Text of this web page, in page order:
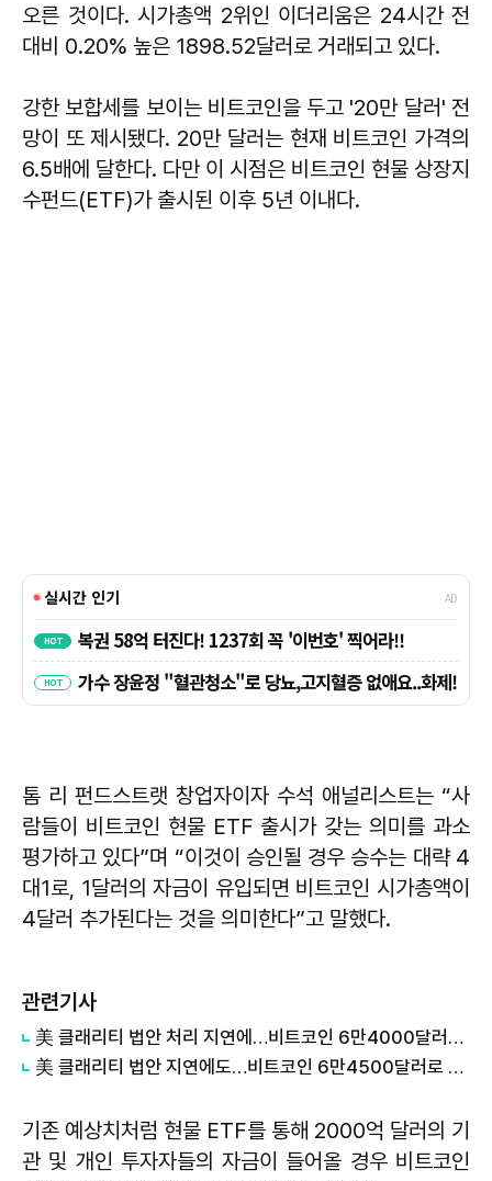
오른 것이다. 시가총액 2위인 이더리움은 24시간 전
대비 0.20% 높은 1898.52달러로 거래되고 있다.
강한 보합세를 보이는 비트코인을 두고 '20만 달러' 전
망이 또 제시됐다. 20만 달러는 현재 비트코인 가격의
6.5배에 달한다. 다만 이 시점은 비트코인 현물 상장지
수펀드(ETF)가 출시된 이후 5년 이내다.
톰 리 펀드스트랫 창업자이자 수석 애널리스트는 “사
람들이 비트코인 현물 ETF 출시가 갖는 의미를 과소
평가하고 있다”며 “이것이 승인될 경우 승수는 대략 4
대1로, 1달러의 자금이 유입되면 비트코인 시가총액이
4달러 추가된다는 것을 의미한다”고 말했다.
관련기사
美 클래리티 법안 처리 지연에…비트코인 6만4000달러대 횡보
美 클래리티 법안 지연에도…비트코인 6만4500달러로 상승
기존 예상치처럼 현물 ETF를 통해 2000억 달러의 기
관 및 개인 투자자들의 자금이 들어올 경우 비트코인